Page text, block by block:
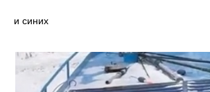
и синих